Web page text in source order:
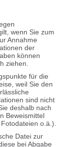
wenn Sie zum
Annahme
der
können
ziehen.
für die
weil Sie den
sind nicht
deshalb nach
Beweismittel
o.ä.).
Datei zur
bei Abgabe